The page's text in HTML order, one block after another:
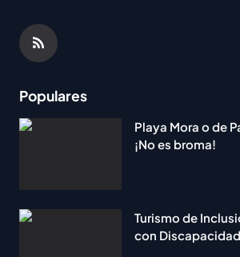
Populares
Playa Mora o de
¡No es broma!
Turismo de
con Discapacidad